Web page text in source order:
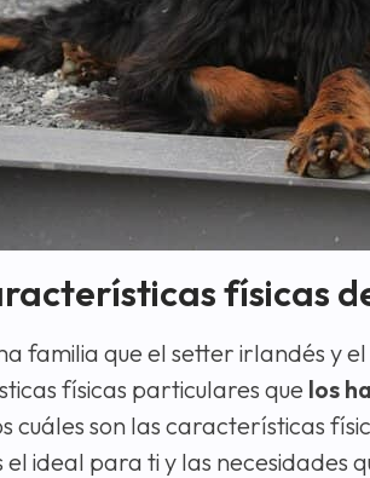
físicas
familia que el setter irlandés y
físicas particulares que los
cuáles son las características
ideal para ti y las necesidades